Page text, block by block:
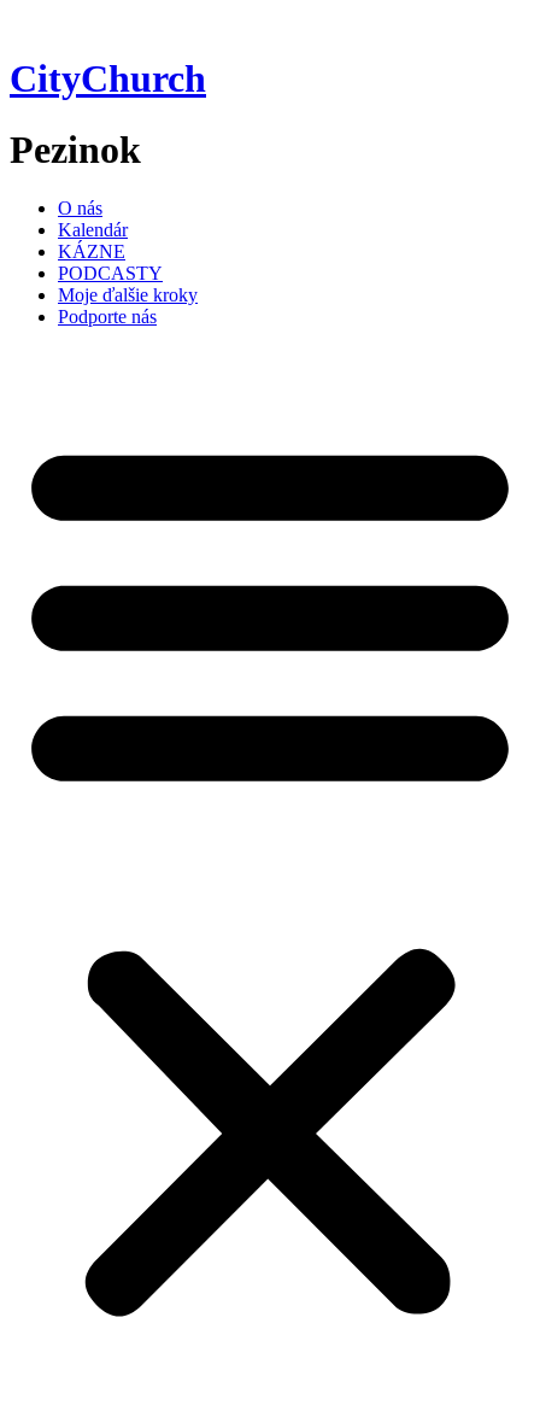
obsah
CityChurch
Pezinok
O nás
Kalendár
KÁZNE
PODCASTY
Moje ďalšie kroky
Podporte nás